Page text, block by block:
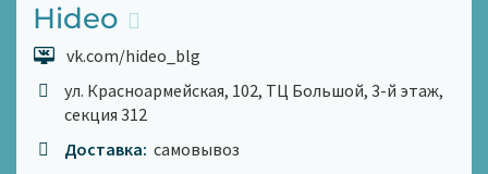
Hideo
vk.com/hideo_blg
ул. Красноармейская, 102, ТЦ Большой, 3-й этаж,
секция 312
Доставка: самовывоз